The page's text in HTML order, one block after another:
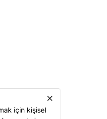
close
için kişisel